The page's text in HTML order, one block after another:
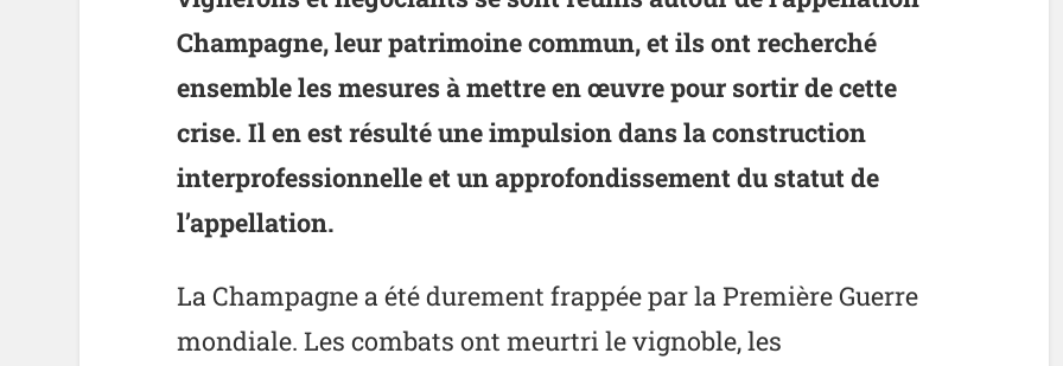
Champagne, leur patrimoine commun, et ils ont recherché
ensemble les mesures à mettre en œuvre pour sortir de cette
crise. Il en est résulté une impulsion dans la construction
interprofessionnelle et un approfondissement du statut de
l’appellation.
La Champagne a été durement frappée par la Première Guerre
mondiale. Les combats ont meurtri le vignoble, les